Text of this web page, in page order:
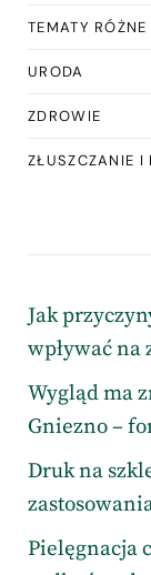
TEMATY RÓŻNE
URODA
ZDROWIE
ZŁUSZCZANIE I
Jak
wpływać na
Wygląd ma
Gniezno –
Druk na
Pielęgnacja